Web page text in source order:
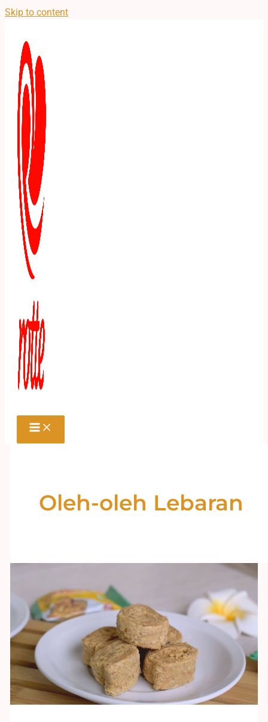
Skip to content
Oleh-oleh Lebaran